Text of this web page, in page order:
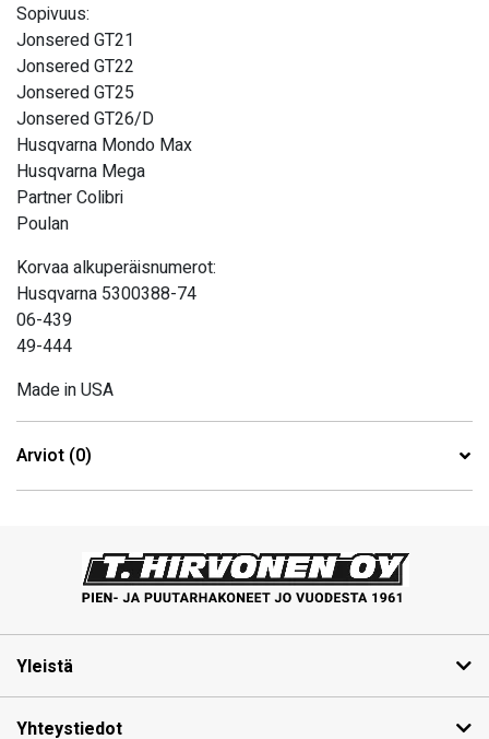
Sopivuus:
Jonsered GT21
Jonsered GT22
Jonsered GT25
Jonsered GT26/D
Husqvarna Mondo Max
Husqvarna Mega
Partner Colibri
Poulan
Korvaa alkuperäisnumerot:
Husqvarna 5300388-74
06-439
49-444
Made in USA
Arviot (0)
Yleistä
Yhteystiedot